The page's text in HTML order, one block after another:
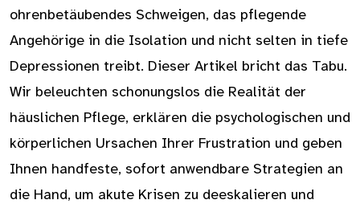
ohrenbetäubendes Schweigen, das pflegende
Angehörige in die Isolation und nicht selten in tiefe
Depressionen treibt. Dieser Artikel bricht das Tabu.
Wir beleuchten schonungslos die Realität der
häuslichen Pflege, erklären die psychologischen und
körperlichen Ursachen Ihrer Frustration und geben
Ihnen handfeste, sofort anwendbare Strategien an
die Hand, um akute Krisen zu deeskalieren und